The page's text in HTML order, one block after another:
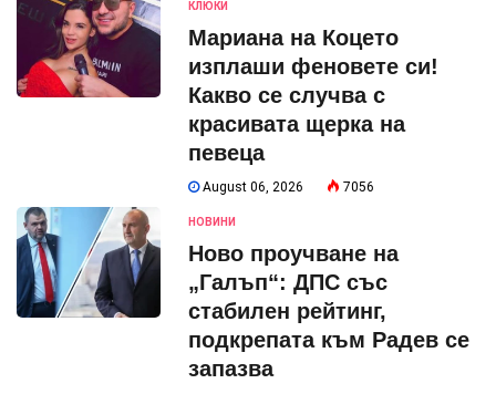
КЛЮКИ
Мариана на Коцето
изплаши феновете си!
Какво се случва с
красивата щерка на
певеца
August 06, 2026 7056
НОВИНИ
Ново проучване на
„Галъп“: ДПС със
стабилен рейтинг,
подкрепата към Радев се
запазва